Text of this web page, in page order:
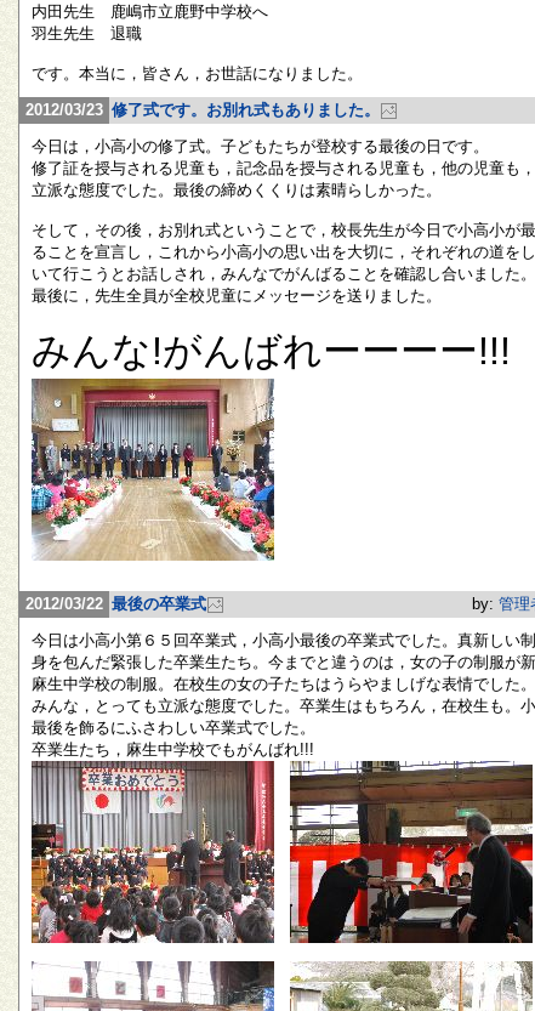
内田先生 鹿嶋市立鹿野中学校へ
羽生先生 退職
です。本当に，皆さん，お世話になりました。
2012/03/23 修了式です。お別れ式もありました。
今日は，小高小の修了式。子どもたちが登校する最後の日です。
修了証を授与される児童も，記念品を授与される児童も，他の児童も
立派な態度でした。最後の締めくくりは素晴らしかった。
そして，その後，お別れ式ということで，校長先生が今日で小高小が
ることを宣言し，これから小高小の思い出を大切に，それぞれの道を
いて行こうとお話しされ，みんなでがんばることを確認し合いました。
最後に，先生全員が全校児童にメッセージを送りました。
みんな!がんばれーーーー!!!
2012/03/22 最後の卒業式 by: 管理
今日は小高小第６５回卒業式，小高小最後の卒業式でした。真新しい
身を包んだ緊張した卒業生たち。今までと違うのは，女の子の制服が
麻生中学校の制服。在校生の女の子たちはうらやましげな表情でした。
みんな，とっても立派な態度でした。卒業生はもちろん，在校生も。
最後を飾るにふさわしい卒業式でした。
卒業生たち，麻生中学校でもがんばれ!!!